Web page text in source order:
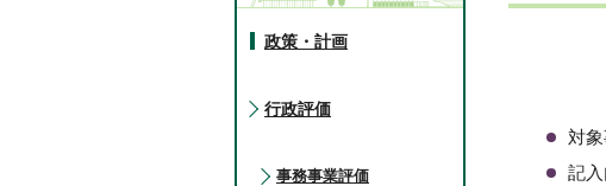
対
記
政策・計画
行政評価
事務事業評価